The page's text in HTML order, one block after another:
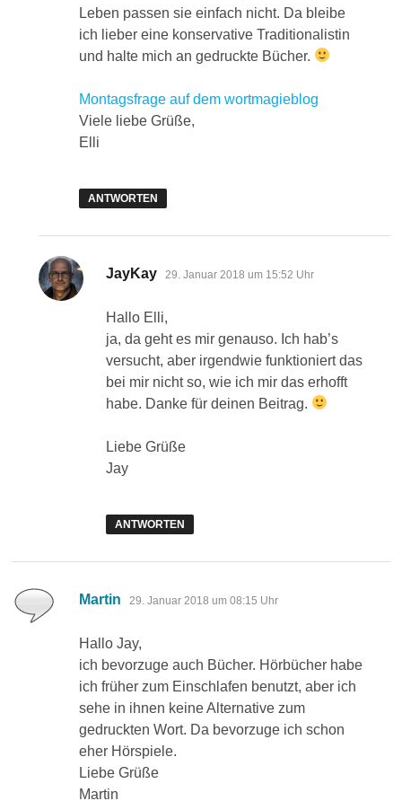
Leben passen sie einfach nicht. Da bleibe
ich lieber eine konservative Traditionalistin
und halte mich an gedruckte Bücher.
Montagsfrage auf dem wortmagieblog
Viele liebe Grüße,
Elli
ANTWORTEN
JayKay sagt:
29. Januar 2018 um 15:52 Uhr
Hallo Elli,
ja, da geht es mir genauso. Ich hab’s
versucht, aber irgendwie funktioniert das
bei mir nicht so, wie ich mir das erhofft
habe. Danke für deinen Beitrag.
Liebe Grüße
Jay
ANTWORTEN
Martin sagt:
29. Januar 2018 um 08:15 Uhr
Hallo Jay,
ich bevorzuge auch Bücher. Hörbücher habe
ich früher zum Einschlafen benutzt, aber ich
sehe in ihnen keine Alternative zum
gedruckten Wort. Da bevorzuge ich schon
eher Hörspiele.
Liebe Grüße
Martin